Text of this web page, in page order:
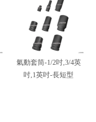
氣動套筒-1/2吋,3/4英
吋,1英吋-長短型